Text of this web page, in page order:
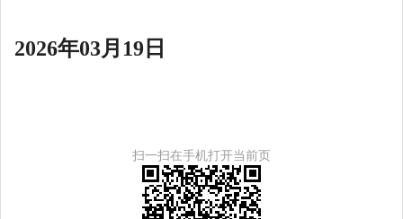
2026年03月19日
扫一扫在手机打开当前页